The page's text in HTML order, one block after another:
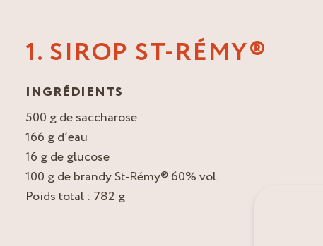
1. SIROP ST-RÉMY®
INGRÉDIENTS
500 g de saccharose
166 g d’eau
16 g de glucose
100 g de brandy St-Rémy® 60% vol.
Poids total : 782 g